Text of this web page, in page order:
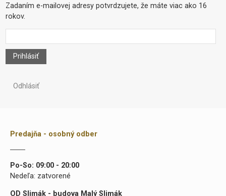
Zadaním e-mailovej adresy potvrdzujete, že máte viac ako 16
rokov.
Prihlásiť
Odhlásiť
Predajňa - osobný odber
Po-So: 09:00 - 20:00
Nedeľa: zatvorené
OD Slimák - budova Malý Slimák